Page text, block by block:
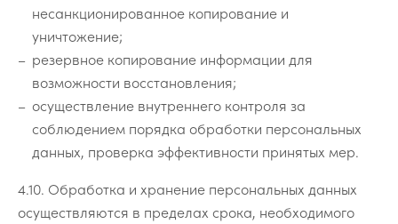
несанкционированное копирование и
уничтожение;
резервное копирование информации для
возможности восстановления;
осуществление внутреннего контроля за
соблюдением порядка обработки персональных
данных, проверка эффективности принятых мер.
4.10. Обработка и хранение персональных данных
осуществляются в пределах срока, необходимого